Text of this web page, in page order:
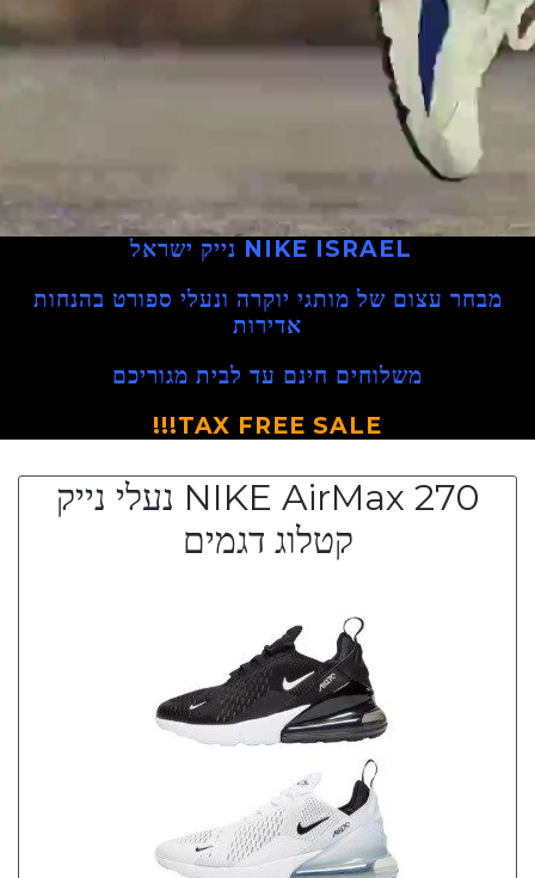
NIKE ISRAEL נייק ישראל
מבחר עצום של מותגי יוקרה ונעלי ספורט בהנחות
אדירות
משלוחים חינם עד לבית מגוריכם
TAX FREE SALE!!!
NIKE AirMax 270 נעלי נייק
קטלוג דגמים